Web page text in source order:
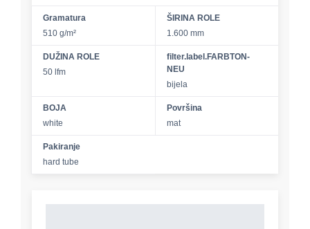
Gramatura
510 g/m²
ŠIRINA ROLE
1.600 mm
DUŽINA ROLE
50 lfm
filter.label.FARBTON-
NEU
bijela
BOJA
white
Površina
mat
Pakiranje
hard tube